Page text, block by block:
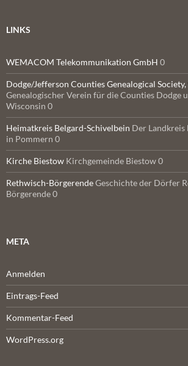
LINKS
WEMACOM Telekommunikation GmbH 0
Dodge/Jefferson Counties Genealogical
Genealogischer Verein für die Counties Dodge
Wisconsin 0
Heimatkreis Belgard-Schivelbein Der Landkreis
in Pommern 0
Kirche Biestow Kirchgemeinde Biestow 0
Rethwisch-BörgerendeGeschichte der Dörfer
Börgerende 0
META
Anmelden
Eintrags-Feed
Kommentar-Feed
WordPress.org